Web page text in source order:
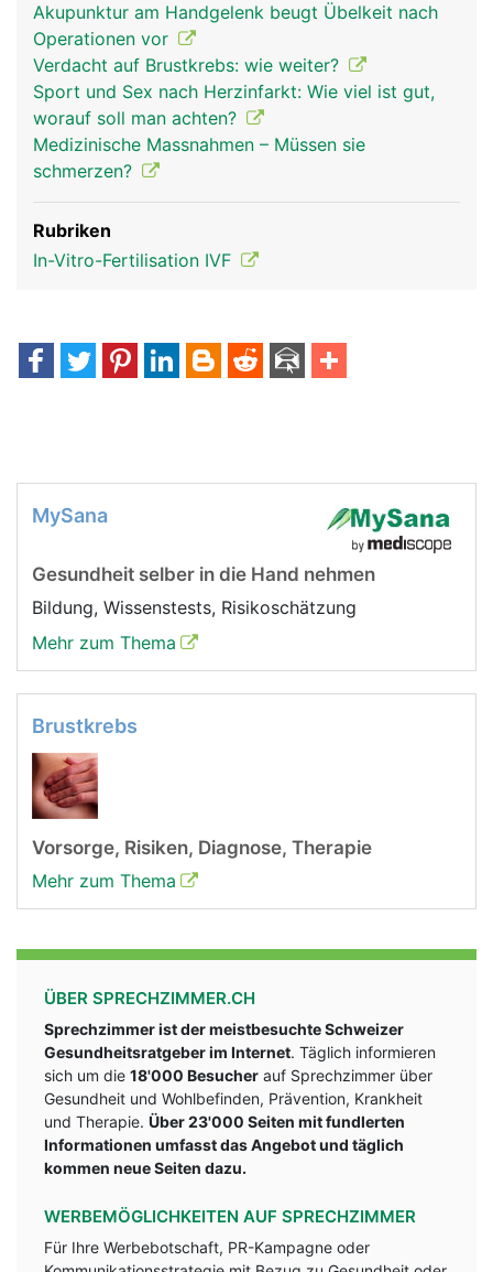
Akupunktur am Handgelenk beugt Übelkeit nach
Operationen vor
Verdacht auf Brustkrebs: wie weiter?
Sport und Sex nach Herzinfarkt: Wie viel ist gut,
worauf soll man achten?
Medizinische Massnahmen – Müssen sie
schmerzen?
Rubriken
In-Vitro-Fertilisation IVF
MySana
Gesundheit selber in die Hand nehmen
Bildung, Wissenstests, Risikoschätzung
Mehr zum Thema
Brustkrebs
Vorsorge, Risiken, Diagnose, Therapie
Mehr zum Thema
ÜBER SPRECHZIMMER.CH
Sprechzimmer ist der meistbesuchte Schweizer
Gesundheitsratgeber im Internet. Täglich informieren
sich um die 18'000 Besucher auf Sprechzimmer über
Gesundheit und Wohlbefinden, Prävention, Krankheit
und Therapie. Über 23'000 Seiten mit fundlerten
Informationen umfasst das Angebot und täglich
kommen neue Seiten dazu.
WERBEMÖGLICHKEITEN AUF SPRECHZIMMER
Für Ihre Werbebotschaft, PR-Kampagne oder